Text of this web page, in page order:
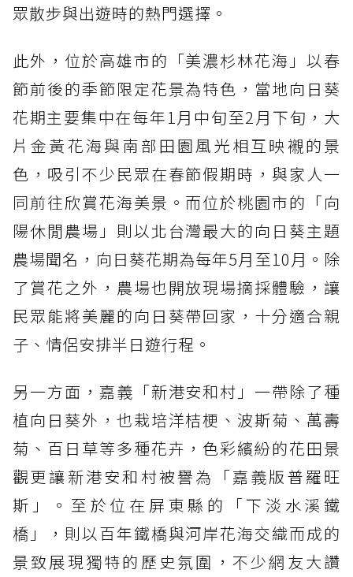
眾散步與出遊時的熱門選擇。
此外，位於高雄市的「美濃杉林花海」以春
節前後的季節限定花景為特色，當地向日葵
花期主要集中在每年1月中旬至2月下旬，大
片金黃花海與南部田園風光相互映襯的景
色，吸引不少民眾在春節假期時，與家人一
同前往欣賞花海美景。而位於桃園市的「向
陽休閒農場」則以北台灣最大的向日葵主題
農場聞名，向日葵花期為每年5月至10月。除
了賞花之外，農場也開放現場摘採體驗，讓
民眾能將美麗的向日葵帶回家，十分適合親
子、情侶安排半日遊行程。
另一方面，嘉義「新港安和村」一帶除了種
植向日葵外，也栽培洋桔梗、波斯菊、萬壽
菊、百日草等多種花卉，色彩繽紛的花田景
觀更讓新港安和村被譽為「嘉義版普羅旺
斯」。至於位在屏東縣的「下淡水溪鐵
橋」，則以百年鐵橋與河岸花海交織而成的
景致展現獨特的歷史氛圍，不少網友大讚